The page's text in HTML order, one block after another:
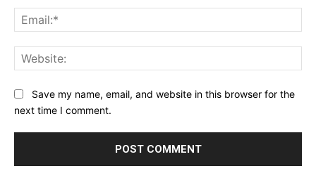
Save my name, email, and website in this browser for the
next time I comment.